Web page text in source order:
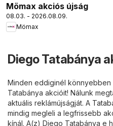
Mömax akciós újság
08.03. - 2026.08.09.
Mömax
Diego Tatabánya
Minden eddiginél könnyebben
Tatabánya akcióit! Nálunk
aktuális reklámújságját. A
mindig megleli a legfrissebb
kínál. A(z) Diego Tatabánya e